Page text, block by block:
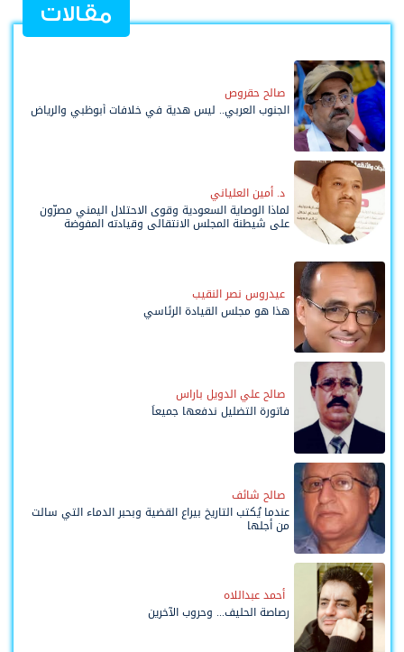
مقالات
صالح حقروص
الجنوب العربي.. ليس هدية في خلافات أبوظبي والرياض
د. أمين العلياني
لماذا الوصاية السعودية وقوى الاحتلال اليمني مصرّون
على شيطنة المجلس الانتقالي وقيادته المفوضة
عيدروس نصر النقيب
هذا هو مجلس القيادة الرئاسي
صالح علي الدويل باراس
فاتورة التضليل ندفعها جميعاً
صالح شائف
عندما يُكتب التاريخ بيراع القضية وبحبر الدماء التي سالت
من أجلها
أحمد عبداللاه
رصاصة الحليف... وحروب الآخرين